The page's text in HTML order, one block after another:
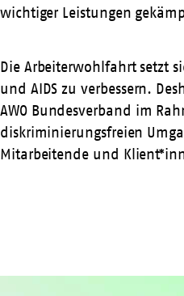
wichtiger Leistungen
Die Arbeiterwohlfahrt setzt
und AIDS zu verbessern.
AWO Bundesverband im
diskriminierungsfreien
Mitarbeitende und